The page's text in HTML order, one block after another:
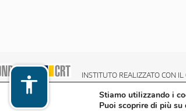
INSTITUTO REALIZZATO CON
Stiamo utilizzando i
Puoi scoprire di più